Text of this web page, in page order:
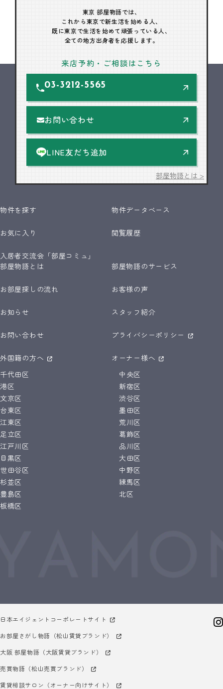
東京 部屋物語では、
これから東京で新生活を始める人、
既に東京で生活を始めて頑張っている人、
全ての地方出身者を応援します。
来店予約・ご相談はこちら
03-3212-5565
お問い合わせ
LINE友だち追加
部屋物語とは >
物件を探す 物件データベース
お気に入り 閲覧履歴
入居者交流会「部屋コミュ」
部屋物語とは
部屋物語のサービス
お部屋探しの流れ お客様の声
お知らせ スタッフ紹介
お問い合わせ プライバシーポリシー
外国籍の方へ
オーナー様へ
千代田区
中央区
港区
新宿区
文京区
渋谷区
台東区
墨田区
江東区
荒川区
足立区
葛飾区
江戸川区
品川区
目黒区
大田区
世田谷区
中野区
杉並区
練馬区
豊島区
北区
板橋区
日本エイジェントコーポレートサイト
お部屋さがし物語（松山賃貸ブランド）
大阪 部屋物語（大阪賃貸ブランド）
売買物語（松山売買ブランド）
賃貸相談サロン（オーナー向けサイト）